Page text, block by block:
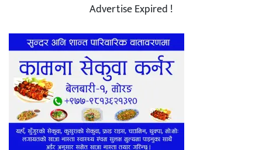
Advertise Expired !